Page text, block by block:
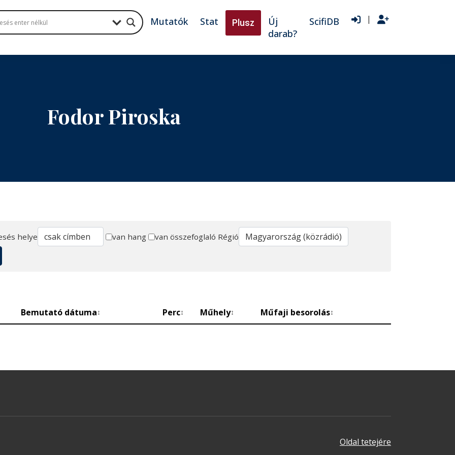
Mutatók Stat Plusz
Új
darab?
ScifiDB |
Fodor Piroska
helye van hang van összefoglaló Régió
Bemutató dátuma↕ Perc↕ Műhely↕ Műfaji besorolás↕
Oldal tetejére